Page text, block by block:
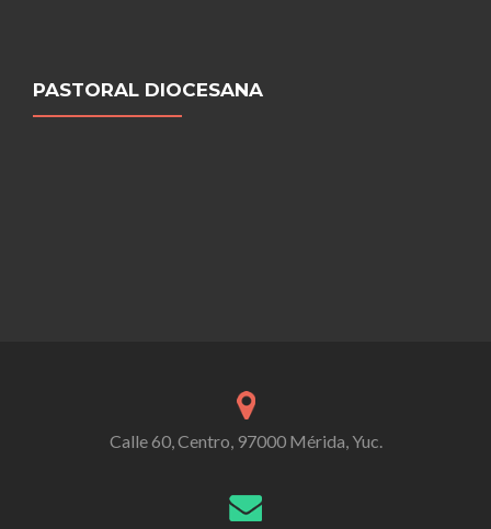
PASTORAL DIOCESANA
Calle 60, Centro, 97000 Mérida, Yuc.